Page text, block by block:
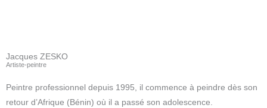
Jacques ZESKO
Artiste-peintre
Peintre professionnel depuis 1995, il commence à peindre dès son
retour d’Afrique (Bénin) où il a passé son adolescence.